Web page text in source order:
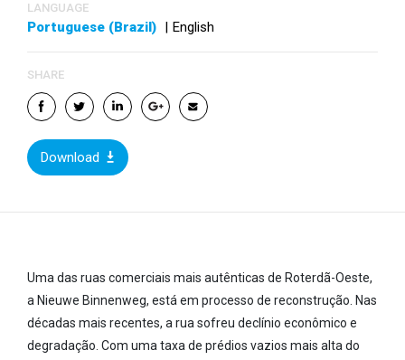
LANGUAGE
Portuguese (Brazil) | English
SHARE
Download
Uma das ruas comerciais mais autênticas de Roterdã-Oeste,
a Nieuwe Binnenweg, está em processo de reconstrução. Nas
décadas mais recentes, a rua sofreu declínio econômico e
degradação. Com uma taxa de prédios vazios mais alta do